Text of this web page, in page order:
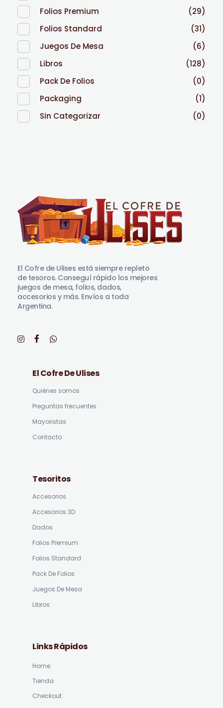
Folios Premium
(29)
Folios Standard
(31)
Juegos De Mesa
(6)
Libros
(128)
Pack De Folios
(0)
Packaging
(1)
Sin Categorizar
(0)
El Cofre de Ulises está siempre repleto
de tesoros. Conseguí rápido los mejores
juegos de mesa, folios, dados,
accesorios y más. Envíos a toda
Argentina.
El Cofre De Ulises
Quiénes somos
Preguntas frecuentes
Mayoristas
Contacto
Tesoritos
Accesorios
Accesorios 3D
Dados
Folios Premium
Folios Standard
Pack De Folios
Juegos De Mesa
Libros
Links Rápidos
Home
Tienda
Checkout